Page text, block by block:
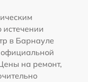
в Барнауле
официальной
на ремонт,